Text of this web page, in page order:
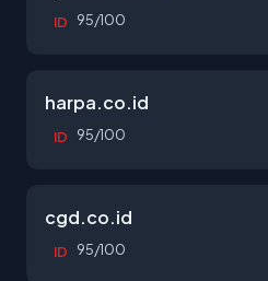
ID 95/100
harpa.co.id
ID 95/100
cgd.co.id
ID 95/100